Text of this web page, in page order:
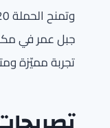
جبل عمر في
تجربة مميّزة